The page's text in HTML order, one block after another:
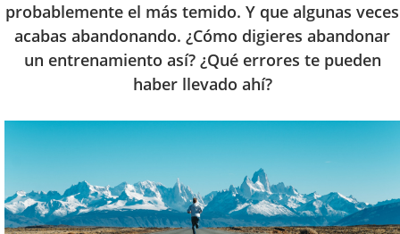
probablemente el más temido. Y que algunas veces
acabas abandonando. ¿Cómo digieres abandonar
un entrenamiento así? ¿Qué errores te pueden
haber llevado ahí?